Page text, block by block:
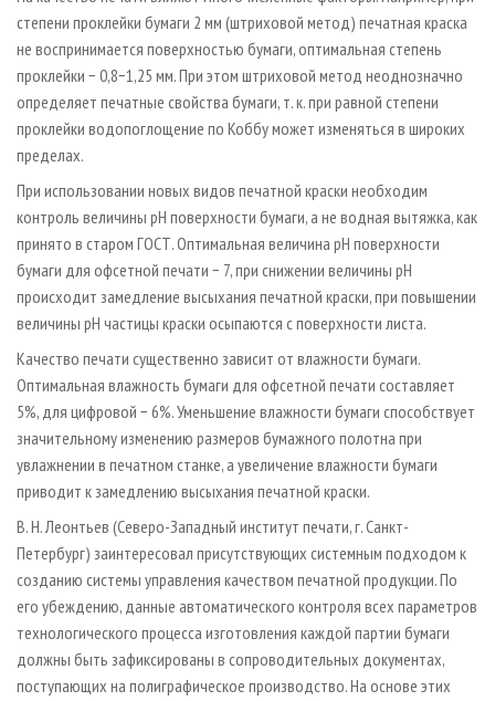
степени проклейки бумаги 2 мм (штриховой метод) печатная краска
не воспринимается поверхностью бумаги, оптимальная степень
проклейки − 0,8−1,25 мм. При этом штриховой метод неоднозначно
определяет печатные свойства бумаги, т. к. при равной степени
проклейки водопоглощение по Коббу может изменяться в широких
пределах.
При использовании новых видов печатной краски необходим
контроль величины рН поверхности бумаги, а не водная вытяжка, как
принято в старом ГОСТ. Оптимальная величина рН поверхности
бумаги для офсетной печати − 7, при снижении величины рН
происходит замедление высыхания печатной краски, при повышении
величины рН частицы краски осыпаются с поверхности листа.
Качество печати существенно зависит от влажности бумаги.
Оптимальная влажность бумаги для офсетной печати составляет
5%, для цифровой − 6%. Уменьшение влажности бумаги способствует
значительному изменению размеров бумажного полотна при
увлажнении в печатном станке, а увеличение влажности бумаги
приводит к замедлению высыхания печатной краски.
В. Н. Леонтьев (Северо-Западный институт печати, г. Санкт-
Петербург) заинтересовал присутствующих сис­темным подходом к
созданию системы управления качеством печатной продукции. По
его убеждению, данные автоматического контроля всех параметров
технологического процесса изготовления каждой партии бумаги
должны быть зафиксированы в сопроводительных документах,
поступающих на полиграфическое производство. На основе этих